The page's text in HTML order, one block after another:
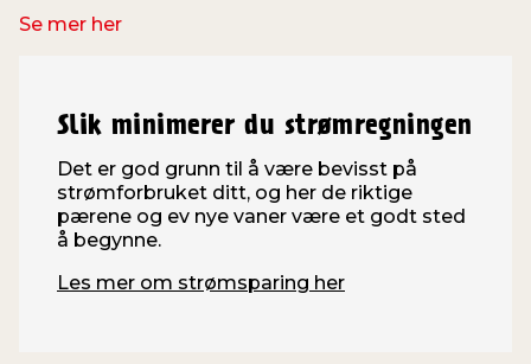
Se mer her
Slik minimerer du strømregningen
Det er god grunn til å være bevisst på
strømforbruket ditt, og her de riktige
pærene og ev nye vaner være et godt sted
å begynne.
Les mer om strømsparing her